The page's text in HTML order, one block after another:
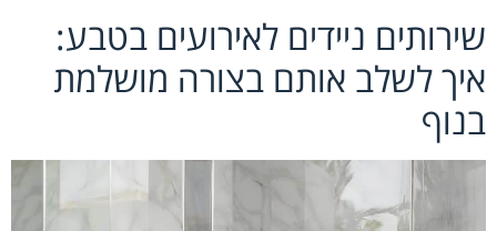
שירותים ניידים לאירועים בטבע:
איך לשלב אותם בצורה מושלמת
בנוף